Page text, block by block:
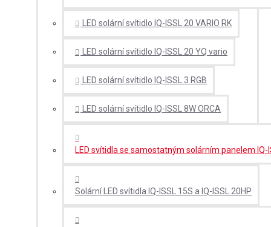
LED solární svítidlo IQ-ISSL 20 VARIO RK
LED solární svítidlo IQ-ISSL 20 YQ vario
LED solární svítidlo IQ-ISSL 3 RGB
LED solární svítidlo IQ-ISSL 8W ORCA
LED svítidla se samostatným solárním panelem IQ-
Solární LED svítidla IQ-ISSL 15S a IQ-ISSL 20HP